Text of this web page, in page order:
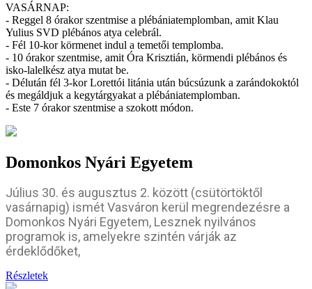
VASÁRNAP:
- Reggel 8 órakor szentmise a plébániatemplomban, amit Klau
Yulius SVD plébános atya celebrál.
- Fél 10-kor körmenet indul a temetői templomba.
- 10 órakor szentmise, amit Óra Krisztián, körmendi plébános és
isko-lalelkész atya mutat be.
- Délután fél 3-kor Lorettói litánia után búcsúzunk a zarándokoktól
és megáldjuk a kegytárgyakat a plébániatemplomban.
- Este 7 órakor szentmise a szokott módon.
Domonkos Nyári Egyetem
Július 30. és augusztus 2. között (csütörtöktől
vasárnapig) ismét Vasváron kerül megrendezésre a
Domonkos Nyári Egyetem, Lesznek nyilvános
programok is, amelyekre szintén várják az
érdeklődőket,
Részletek